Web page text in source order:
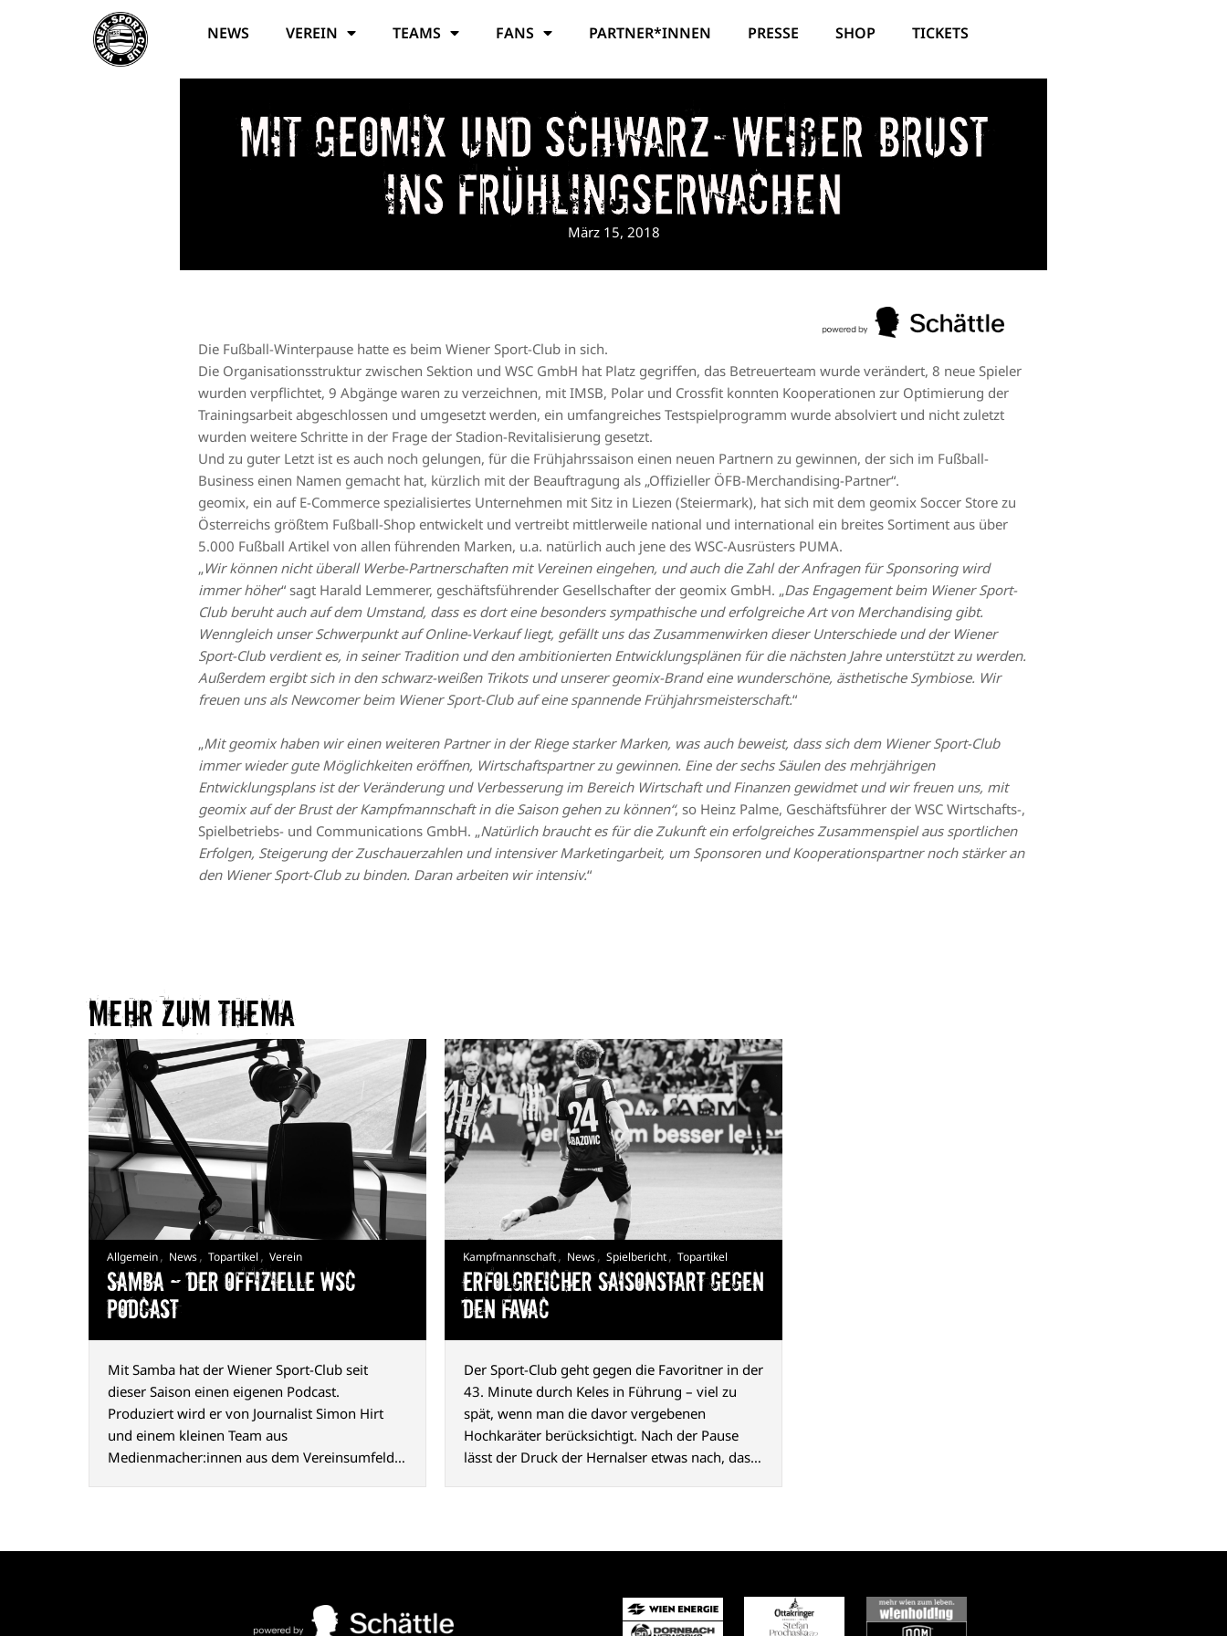
NEWS VEREIN TEAMS FANS PARTNER*INNEN PRESSE SHOP TICKETS
Mit geomix und schwarz-weißer Brust
ins Frühlingserwachen
März 15, 2018
Die Fußball-Winterpause hatte es beim Wiener Sport-Club in sich.
Die Organisationsstruktur zwischen Sektion und WSC GmbH hat Platz gegriffen, das Betreuerteam wurde verändert, 8 neue Spieler
wurden verpflichtet, 9 Abgänge waren zu verzeichnen, mit IMSB, Polar und Crossfit konnten Kooperationen zur Optimierung der
Trainingsarbeit abgeschlossen und umgesetzt werden, ein umfangreiches Testspielprogramm wurde absolviert und nicht zuletzt
wurden weitere Schritte in der Frage der Stadion-Revitalisierung gesetzt.
Und zu guter Letzt ist es auch noch gelungen, für die Frühjahrssaison einen neuen Partnern zu gewinnen, der sich im Fußball-
Business einen Namen gemacht hat, kürzlich mit der Beauftragung als „Offizieller ÖFB-Merchandising-Partner“.
geomix, ein auf E-Commerce spezialisiertes Unternehmen mit Sitz in Liezen (Steiermark), hat sich mit dem geomix Soccer Store zu
Österreichs größtem Fußball-Shop entwickelt und vertreibt mittlerweile national und international ein breites Sortiment aus über
5.000 Fußball Artikel von allen führenden Marken, u.a. natürlich auch jene des WSC-Ausrüsters PUMA.
„Wir können nicht überall Werbe-Partnerschaften mit Vereinen eingehen, und auch die Zahl der Anfragen für Sponsoring wird
immer höher“ sagt Harald Lemmerer, geschäftsführender Gesellschafter der geomix GmbH. „Das Engagement beim Wiener Sport-
Club beruht auch auf dem Umstand, dass es dort eine besonders sympathische und erfolgreiche Art von Merchandising gibt.
Wenngleich unser Schwerpunkt auf Online-Verkauf liegt, gefällt uns das Zusammenwirken dieser Unterschiede und der Wiener
Sport-Club verdient es, in seiner Tradition und den ambitionierten Entwicklungsplänen für die nächsten Jahre unterstützt zu werden.
Außerdem ergibt sich in den schwarz-weißen Trikots und unserer geomix-Brand eine wunderschöne, ästhetische Symbiose. Wir
freuen uns als Newcomer beim Wiener Sport-Club auf eine spannende Frühjahrsmeisterschaft.“
„Mit geomix haben wir einen weiteren Partner in der Riege starker Marken, was auch beweist, dass sich dem Wiener Sport-Club
immer wieder gute Möglichkeiten eröffnen, Wirtschaftspartner zu gewinnen. Eine der sechs Säulen des mehrjährigen
Entwicklungsplans ist der Veränderung und Verbesserung im Bereich Wirtschaft und Finanzen gewidmet und wir freuen uns, mit
geomix auf der Brust der Kampfmannschaft in die Saison gehen zu können“, so Heinz Palme, Geschäftsführer der WSC Wirtschafts-,
Spielbetriebs- und Communications GmbH. „Natürlich braucht es für die Zukunft ein erfolgreiches Zusammenspiel aus sportlichen
Erfolgen, Steigerung der Zuschauerzahlen und intensiver Marketingarbeit, um Sponsoren und Kooperationspartner noch stärker an
den Wiener Sport-Club zu binden. Daran arbeiten wir intensiv.“
Mehr zum Thema​
Allgemein, News, Topartikel , Verein
Samba — Der offizielle WSC
Podcast
Mit Samba hat der Wiener Sport-Club seit
dieser Saison einen eigenen Podcast.
Produziert wird er von Journalist Simon Hirt
und einem kleinen Team aus
Medienmacher:innen aus dem Vereinsumfeld.
Kampfmannschaft, News, Spielbericht, Topartikel
Erfolgreicher Saisonstart gegen
den FavAC
Der Sport-Club geht gegen die Favoritner in der
43. Minute durch Keles in Führung – viel zu
spät, wenn man die davor vergebenen
Hochkaräter berücksichtigt. Nach der Pause
lässt der Druck der Hernalser etwas nach, das